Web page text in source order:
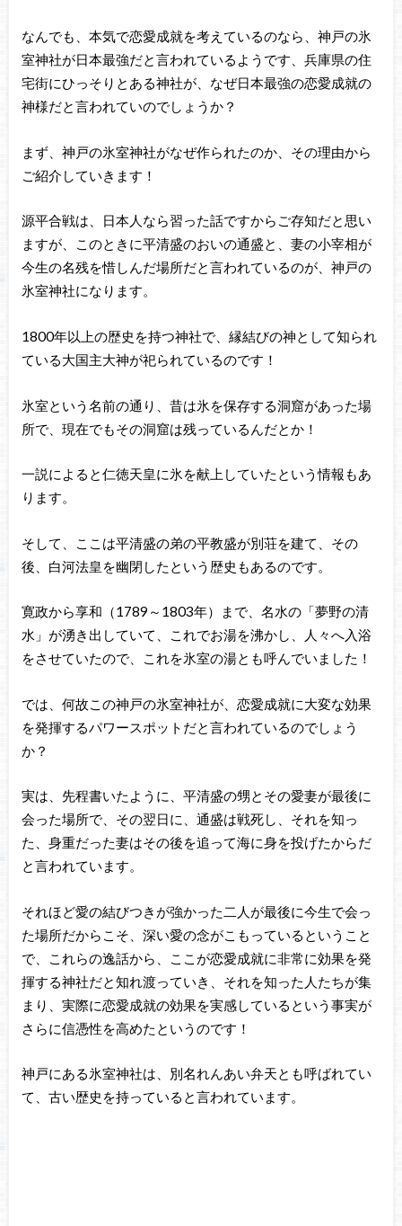
なんでも、本気で恋愛成就を考えているのなら、神戸の氷
室神社が日本最強だと言われているようです、兵庫県の住
宅街にひっそりとある神社が、なぜ日本最強の恋愛成就の
神様だと言われていのでしょうか？
まず、神戸の氷室神社がなぜ作られたのか、その理由から
ご紹介していきます！
源平合戦は、日本人なら習った話ですからご存知だと思い
ますが、このときに平清盛のおいの通盛と、妻の小宰相が
今生の名残を惜しんだ場所だと言われているのが、神戸の
氷室神社になります。
1800年以上の歴史を持つ神社で、縁結びの神として知られ
ている大国主大神が祀られているのです！
氷室という名前の通り、昔は氷を保存する洞窟があった場
所で、現在でもその洞窟は残っているんだとか！
一説によると仁徳天皇に氷を献上していたという情報もあ
ります。
そして、ここは平清盛の弟の平教盛が別荘を建て、その
後、白河法皇を幽閉したという歴史もあるのです。
寛政から享和（1789～1803年）まで、名水の「夢野の清
水」が湧き出していて、これでお湯を沸かし、人々へ入浴
をさせていたので、これを氷室の湯とも呼んでいました！
では、何故この神戸の氷室神社が、恋愛成就に大変な効果
を発揮するパワースポットだと言われているのでしょう
か？
実は、先程書いたように、平清盛の甥とその愛妻が最後に
会った場所で、その翌日に、通盛は戦死し、それを知っ
た、身重だった妻はその後を追って海に身を投げたからだ
と言われています。
それほど愛の結びつきが強かった二人が最後に今生で会っ
た場所だからこそ、深い愛の念がこもっているということ
で、これらの逸話から、ここが恋愛成就に非常に効果を発
揮する神社だと知れ渡っていき、それを知った人たちが集
まり、実際に恋愛成就の効果を実感しているという事実が
さらに信憑性を高めたというのです！
神戸にある氷室神社は、別名れんあい弁天とも呼ばれてい
て、古い歴史を持っていると言われています。